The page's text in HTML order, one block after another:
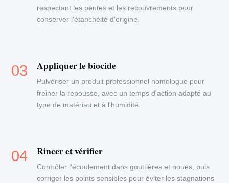
respectant les pentes et les recouvrements pour
conserver l'étanchéité d'origine.
Appliquer le biocide
Pulvériser un produit professionnel homologue pour
freiner la repousse, avec un temps d'action adapté au
type de matériau et à l'humidité.
Rincer et vérifier
Contrôler l'écoulement dans gouttières et noues, puis
corriger les points sensibles pour éviter les stagnations